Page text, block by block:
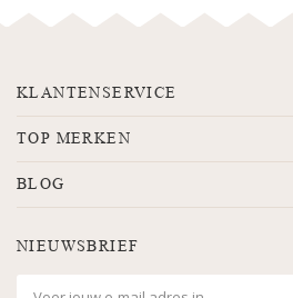
KLANTENSERVICE
TOP MERKEN
BLOG
NIEUWSBRIEF